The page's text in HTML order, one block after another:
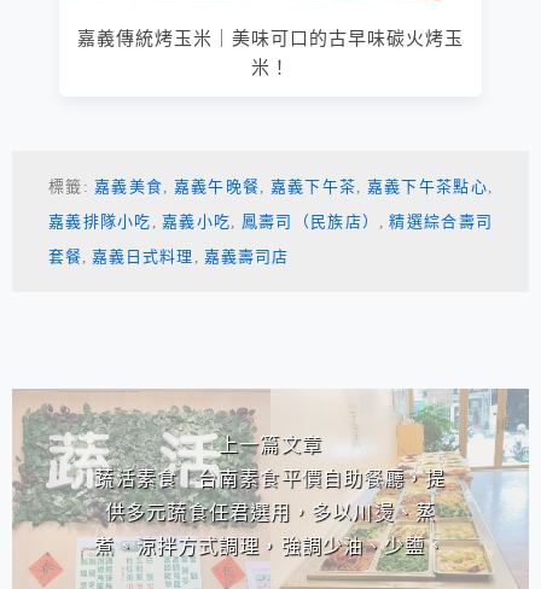
嘉義傳統烤玉米｜美味可口的古早味碳火烤玉
米！
標籤:嘉義美食, 嘉義午晚餐, 嘉義下午茶, 嘉義下午茶點心,
嘉義排隊小吃 ,嘉義小吃, 鳳壽司（民族店） ,精選綜合壽司
套餐,嘉義日式料理 , 嘉義壽司店
相連文章
上一篇文章
蔬活素食｜台南素食平價自助餐廳，提
供多元蔬食任君選用，多以川燙、蒸
煮、涼拌方式調理，強調少油、少鹽、
多纖，讓顧客吃得健康。(已停業)